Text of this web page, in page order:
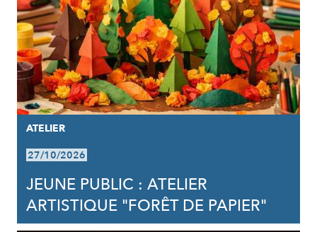
ATELIER
27/10/2026
JEUNE PUBLIC : ATELIER
ARTISTIQUE "FORÊT DE PAPIER"